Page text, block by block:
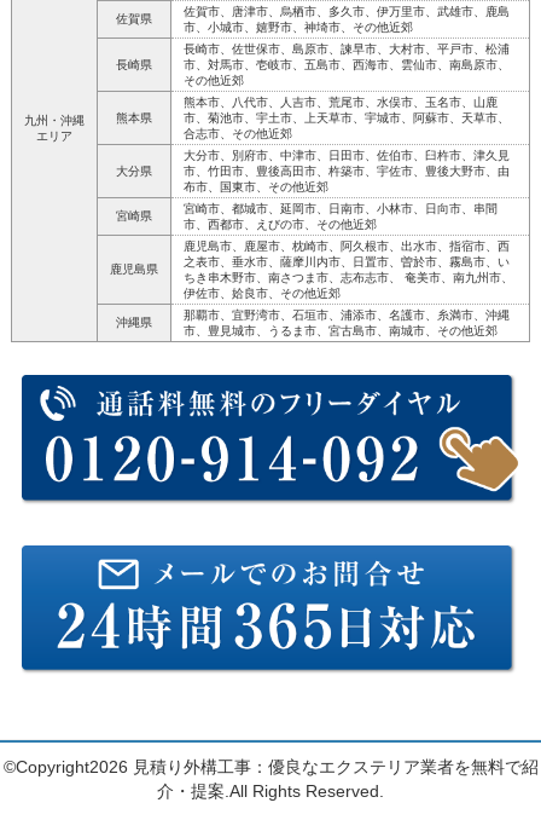
九州・沖縄
エリア
佐賀県
佐賀市、唐津市、烏栖市、多久市、伊万里市、武雄市、鹿島
市、小城市、嬉野市、神埼市、その他近郊
長崎県
長崎市、佐世保市、島原市、諫早市、大村市、平戸市、松浦
市、対馬市、壱岐市、五島市、西海市、雲仙市、南島原市、
その他近郊
熊本県
熊本市、八代市、人吉市、荒尾市、水俣市、玉名市、山鹿
市、菊池市、宇土市、上天草市、宇城市、阿蘇市、天草市、
合志市、その他近郊
大分県
大分市、別府市、中津市、日田市、佐伯市、臼杵市、津久見
市、竹田市、豊後高田市、杵築市、宇佐市、豊後大野市、由
布市、国東市、その他近郊
宮崎県
宮崎市、都城市、延岡市、日南市、小林市、日向市、串間
市、西都市、えびの市、その他近郊
鹿児島県
鹿児島市、鹿屋市、枕崎市、阿久根市、出水市、指宿市、西
之表市、垂水市、薩摩川内市、日置市、曽於市、霧島市、い
ちき串木野市、南さつま市、志布志市、 奄美市、南九州市、
伊佐市、姶良市、その他近郊
沖縄県
那覇市、宜野湾市、石垣市、浦添市、名護市、糸満市、沖縄
市、豊見城市、うるま市、宮古島市、南城市、その他近郊
©Copyright2026 見積り外構工事：優良なエクステリア業者を無料で紹
介・提案.All Rights Reserved.